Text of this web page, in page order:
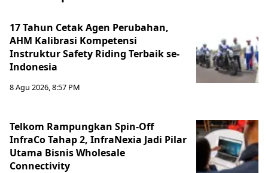
17 Tahun Cetak Agen Perubahan,
AHM Kalibrasi Kompetensi
Instruktur Safety Riding Terbaik se-
Indonesia
8 Agu 2026, 8:57 PM
Telkom Rampungkan Spin-Off
InfraCo Tahap 2, InfraNexia Jadi Pilar
Utama Bisnis Wholesale
Connectivity